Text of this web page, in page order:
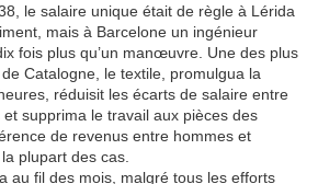
le salaire unique était de règle à Lérida
mais à Barcelone un ingénieur
fois plus qu’un manœuvre. Une des plus
Catalogne, le textile, promulgua la
réduisit les écarts de salaire entre
supprima le travail aux pièces des
de revenus entre hommes et
plupart des cas.
au fil des mois, malgré tous les efforts